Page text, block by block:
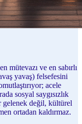
mütevazı ve en sabırlı
yavaş) felsefesini
acele
sosyal saygısızlık
gelenek değil, kültürel
ortadan kaldırmaz.